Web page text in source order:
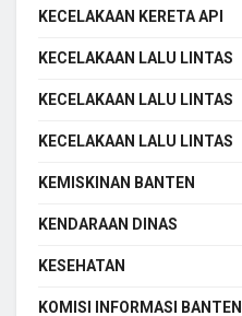
KECELAKAAN KERETA API
KECELAKAAN LALU LINTAS
KECELAKAAN LALU LINTAS
KECELAKAAN LALU LINTAS
KEMISKINAN BANTEN
KENDARAAN DINAS
KESEHATAN
KOMISI INFORMASI BANTEN